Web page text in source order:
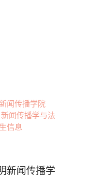
新闻传播学